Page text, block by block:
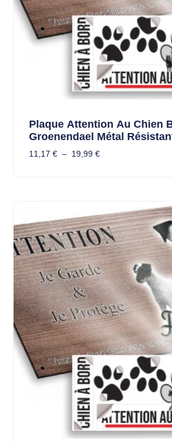
Plaque Attention Au Chien
Groenendael Métal
11,17 € – 19,99 €